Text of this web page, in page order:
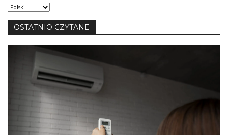
Wybierz
język
OSTATNIO CZYTANE